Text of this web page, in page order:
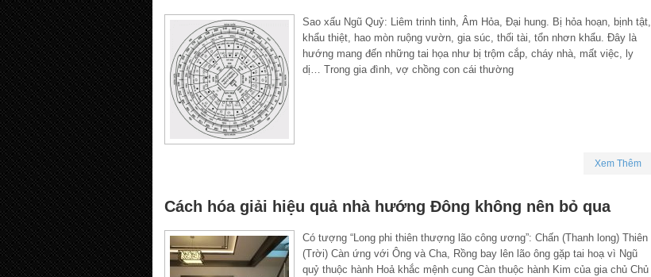
Sao xấu Ngũ Quỷ: Liêm trinh tinh, Âm Hỏa, Đại hung. Bị hỏa hoạn, bịnh tật,
khẩu thiệt, hao mòn ruộng vườn, gia súc, thối tài, tổn nhơn khẩu. Đây là
hướng mang đến những tai họa như bị trộm cắp, cháy nhà, mất việc, ly
dị… Trong gia đình, vợ chồng con cái thường
Xem Thêm
Cách hóa giải hiệu quả nhà hướng Đông không nên bỏ qua
Có tượng “Long phi thiên thượng lão công ương”: Chấn (Thanh long) Thiên
(Trời) Càn ứng với Ông và Cha, Rồng bay lên lão ông gặp tai hoạ vì Ngũ
quỷ thuộc hành Hoả khắc mệnh cung Càn thuộc hành Kim của gia chủ Chủ